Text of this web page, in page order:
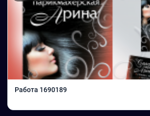
Работа 1690189